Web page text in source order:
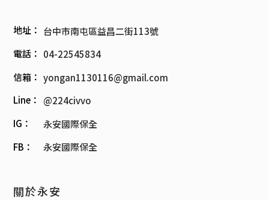
地址： 台中市南屯區益昌二街113號
電話： 04-22545834
信箱： yongan1130116@gmail.com
Line：
@224civvo
IG：
永安國際保全
FB：
永安國際保全
關於永安